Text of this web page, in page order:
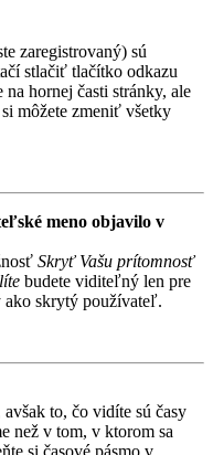
zaregistrovaný) sú
stlačiť tlačítko odkazu
hornej časti stránky, ale
môžete zmeniť všetky
meno objavilo v
Skryť Vašu prítomnosť
budete viditeľný len pre
ako skrytý používateľ.
to, čo vidíte sú časy
než v tom, v ktorom sa
si časové pásmo v